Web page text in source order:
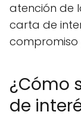
atención de
carta de
compromiso
¿Cómo
de